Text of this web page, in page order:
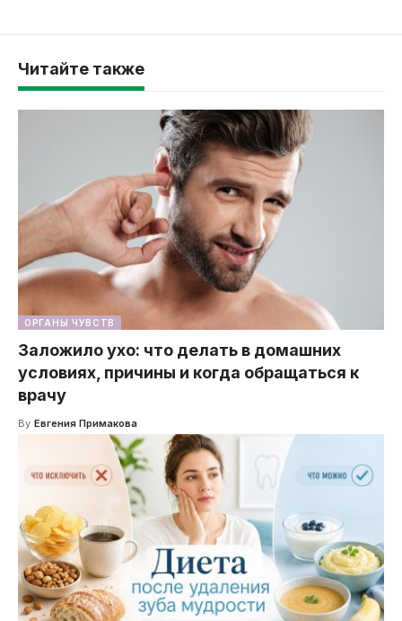
Читайте также
ОРГАНЫ ЧУВСТВ
Заложило ухо: что делать в домашних
условиях, причины и когда обращаться к
врачу
By Евгения Примакова